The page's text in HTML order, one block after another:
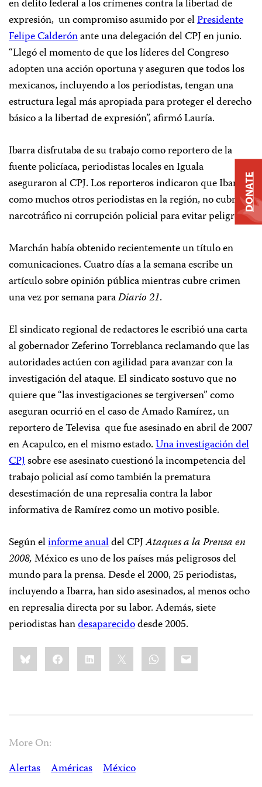
en delito federal a los crímenes contra la libertad de
expresión, un compromiso asumido por elPresidente
Felipe Calderónante una delegación del CPJ en junio.
“Llegó el momento de que los líderes del Congreso
adopten una acción oportuna y aseguren que todos los
mexicanos, incluyendo a los periodistas, tengan una
estructura legal más apropiada para proteger el derecho
básico a la libertad de expresión”, afirmó Lauría.
Ibarra disfrutaba de su trabajo como reportero de la
fuente policíaca, periodistas locales en Iguala
aseguraron al CPJ. Los reporteros indicaron que Ibarra,
como muchos otros periodistas en la región, no cubría
narcotráfico ni corrupción policial para evitar peligro.
Marchán había obtenido recientemente un título en
comunicaciones. Cuatro días a la semana escribe un
artículo sobre opinión pública mientras cubre crimen
una vez por semana paraDiario 21.
El sindicato regional de redactores le escribió una carta
al gobernador Zeferino Torreblanca reclamando que las
autoridades actúen con agilidad para avanzar con la
investigación del ataque. El sindicato sostuvo que no
quiere que “las investigaciones se tergiversen” como
aseguran ocurrió en el caso de Amado Ramírez, un
reportero de Televisa que fue asesinado en abril de 2007
en Acapulco, en el mismo estado.Una investigación del
CPJsobre ese asesinato cuestionó la incompetencia del
trabajo policial así como también la prematura
desestimación de una represalia contra la labor
informativa de Ramírez como un motivo posible.
Según elinforme anualdel CPJAtaques a la Prensa en
2008,México es uno de los países más peligrosos del
mundo para la prensa. Desde el 2000, 25 periodistas,
incluyendo a Ibarra, han sido asesinados, al menos ocho
en represalia directa por su labor. Además, siete
periodistas handesaparecidodesde2005.
Share
this:BlueskyFacebookLinkedIn WhatsApp
Email
More On:
Alertas
Américas
México
DONATE